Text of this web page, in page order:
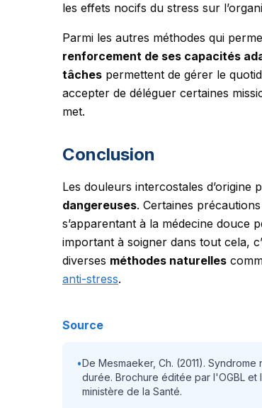
les effets nocifs du stress sur
Parmi les autres méthodes qui
renforcement de ses capacités
tâches permettent de gérer le
accepter de déléguer certaines
met.
Conclusion
Les douleurs intercostales d’origine
dangereuses. Certaines
s’apparentant à la médecine douce
important à soigner dans tout cela,
diverses méthodes naturelles
anti-stress.
Source
•De Mesmaeker, Ch. (2011).
durée. Brochure éditée par l'OGBL
ministère de la Santé.